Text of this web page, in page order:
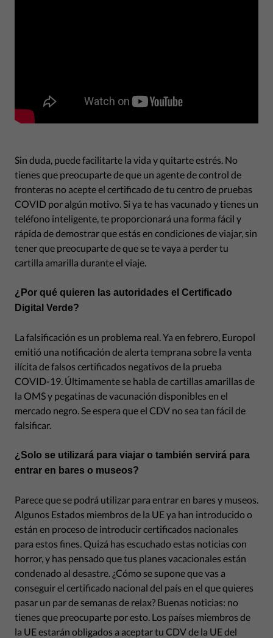
Sin duda, puede facilitarte la vida y quitarte estrés. No
tienes que preocuparte de que un agente de control de
fronteras no acepte el certificado de tu centro de pruebas
COVID por algún motivo. Si ya te has vacunado y tienes un
teléfono inteligente, te proporcionará una forma fácil y
rápida de demostrar que estás en condiciones de viajar, sin
tener que preocuparte de que se te vaya a perder tu
cartilla amarilla durante el viaje.
¿Por qué quieren las autoridades el Certificado
Digital Verde?
La falsificación es un problema real. Ya en febrero, Europol
emitió una notificación de alerta temprana sobre la venta
ilícita de falsos certificados negativos de la prueba
COVID-19. Últimamente se habla de cartillas amarillas de
la OMS y pegatinas de vacunación disponibles en el
mercado negro. Se espera que el CDV no sea tan fácil de
falsificar.
¿Solo se utilizará para viajar o también servirá para
entrar en bares o museos?
Parece que se podrá utilizar para entrar en bares y museos.
Algunos Estados miembros de la UE ya han introducido o
están en proceso de introducir certificados nacionales
para estos fines. Quizá has escuchado estas noticias con
horror, y has pensado que tus planes vacacionales están
condenado al desastre. ¿Cómo se supone que vas a
conseguir el certificado nacional del país en el que quieres
pasar un par de semanas de relax? Buenas noticias: no
tienes que preocuparte por esto. Los países miembros de
la UE estarán obligados a aceptar tu CDV de la UE del